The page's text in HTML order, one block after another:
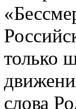
только
слова